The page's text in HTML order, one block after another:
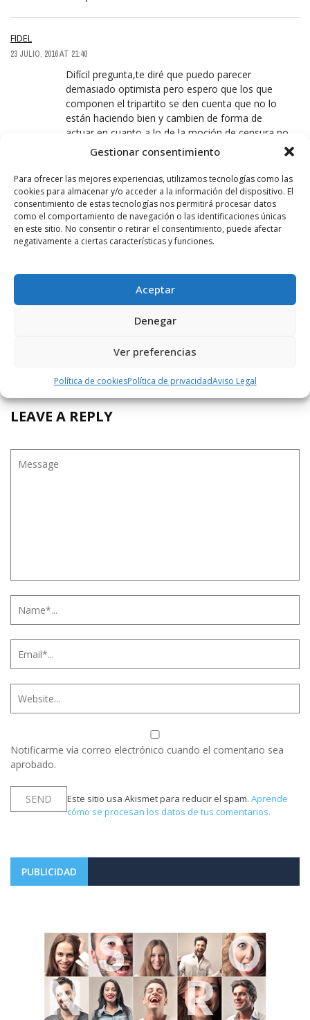
Gestionar consentimiento
Para ofrecer las mejores experiencias, utilizamos tecnologías como las
cookies para almacenar y/o acceder a la información del dispositivo. El
consentimiento de estas tecnologías nos permitirá procesar datos
como el comportamiento de navegación o las identificaciones únicas
en este sitio. No consentir o retirar el consentimiento, puede afectar
negativamente a ciertas características y funciones.
Aceptar
Denegar
Ver preferencias
Política de cookiesPolítica de privacidadAviso Legal
FIDEL
23 JULIO, 2016 AT 21:40
Difícil pregunta,te diré que puedo parecer
demasiado optimista pero espero que los que
componen el tripartito se den cuenta que no lo
están haciendo bien y cambien de forma de
actuar,en cuanto a lo de la moción de censura no
creo que ni con el voto de patricia mareos saldría
pero como tu dices uno debe sopesar y decidir en
consecuencia, si se daría ese caso solo podría
pedirle que lo medite y tome una decisión y
podemos puede aconsejarla ,pero no olvidemos
que entro en el ayuntamiento en nombre de
ganemos eso habría que preguntárselo a su
encima de HARO pues ganemos en HARO ya vimos
lo que hicieron con ella.
LEAVE A REPLY
Notificarme vía correo electrónico cuando el comentario sea
aprobado.
Este sitio usa Akismet para reducir el spam. Aprende
cómo se procesan los datos de tus comentarios.
PUBLICIDAD